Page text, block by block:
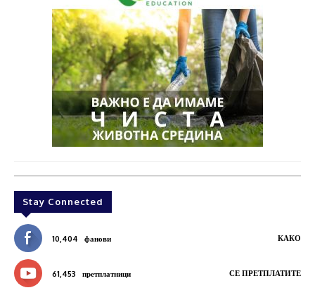
Stay Connected
10,404 фанови КАКО
61,453 претплатници СЕ ПРЕТПЛАТИТЕ